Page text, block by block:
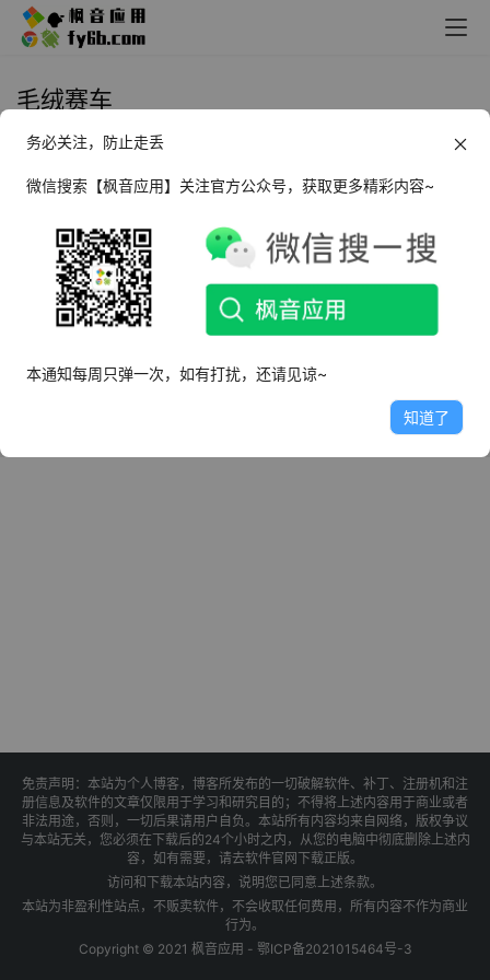
毛绒赛车
2022年10月7日
免责声明：本站为个人博客，博客所发布的一切破解软件、补丁、注册机和注
册信息及软件的文章仅限用于学习和研究目的；不得将上述内容用于商业或者
非法用途，否则，一切后果请用户自负。本站所有内容均来自网络，版权争议
与本站无关，您必须在下载后的24个小时之内，从您的电脑中彻底删除上述内
容，如有需要，请去软件官网下载正版。
访问和下载本站内容，说明您已同意上述条款。
本站为非盈利性站点，不贩卖软件，不会收取任何费用，所有内容不作为商业
行为。
Copyright © 2021 枫音应用 - 鄂ICP备2021015464号-3
务必关注，防止走丢
微信搜索【枫音应用】关注官方公众号，获取更多精彩内容~
本通知每周只弹一次，如有打扰，还请见谅~
知道了